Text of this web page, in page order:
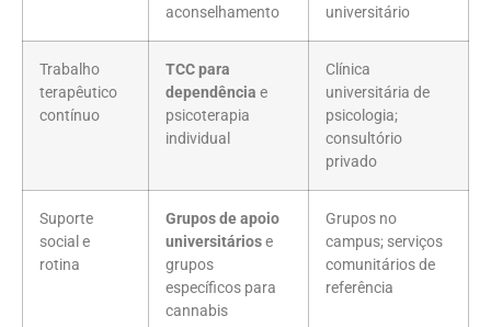
aconselhamento
universitário
Trabalho
terapêutico
contínuo
TCC para
dependência e
psicoterapia
individual
Clínica
universitária de
psicologia;
consultório
privado
Suporte
social e
rotina
Grupos de apoio
universitáriose
grupos
específicos para
cannabis
Grupos no
campus; serviços
comunitários de
referência